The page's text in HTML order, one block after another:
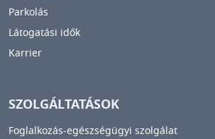
Parkolás
Látogatási idők
Karrier
SZOLGÁLTATÁSOK
Foglalkozás-egészségügyi szolgálat